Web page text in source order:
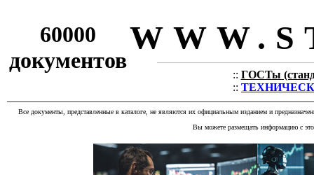
60000
документов
:: ГОСТы
::
Все документы, представленные в каталоге, не являются их официальным изданием и
Вы можете размещать информацию с